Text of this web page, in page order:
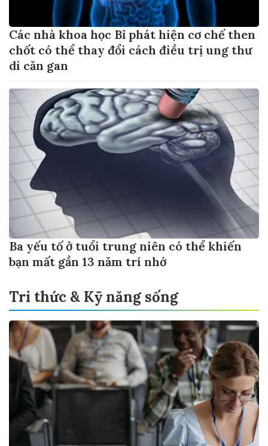
Các nhà khoa học Bỉ phát hiện cơ chế then
chốt có thể thay đổi cách điều trị ung thư
di căn gan
Ba yếu tố ở tuổi trung niên có thể khiến
bạn mất gần 13 năm trí nhớ
Tri thức & Kỹ năng sống